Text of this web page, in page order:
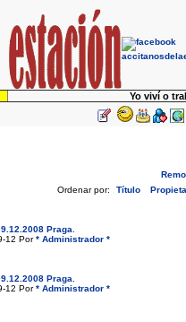
Yo viví o
Ordenar por:
Título
Praga
12 Por* Administrador *
Praga
12 Por* Administrador *